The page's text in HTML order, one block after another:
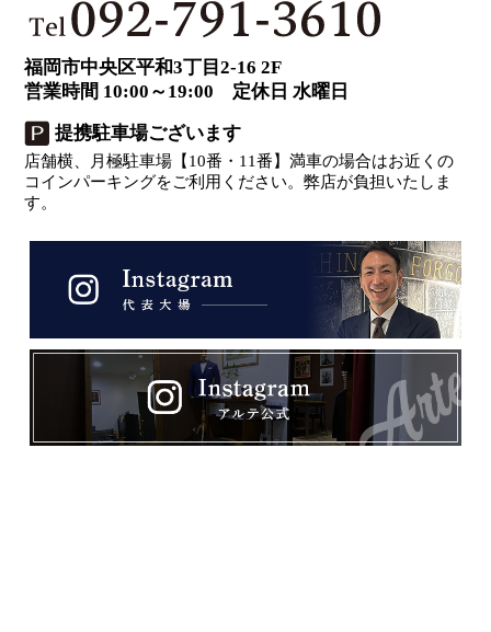
福岡市中央区平和3丁目2-16 2F
営業時間 10:00～19:00 定休日 水曜日
提携駐車場ございます
店舗横、月極駐車場【10番・11番】満車の場合はお近くの
コインパーキングをご利用ください。弊店が負担いたしま
す。